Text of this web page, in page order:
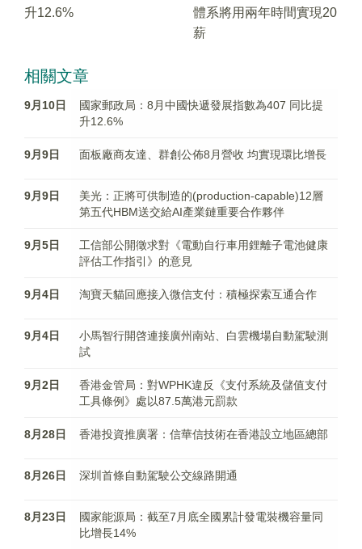
升12.6%
體系將用兩年時間實現20
薪
相關文章
9月10日
國家郵政局：8月中國快遞發展指數為407 同比提
升12.6%
9月9日 面板廠商友達、群創公佈8月營收 均實現環比增長
9月9日
美光：正將可供制造的(production-capable)12層
第五代HBM送交給AI產業鏈重要合作夥伴
9月5日
工信部公開徵求對《電動自行車用鋰離子電池健康
評估工作指引》的意見
9月4日 淘寶天貓回應接入微信支付：積極探索互通合作
9月4日
小馬智行開啓連接廣州南站、白雲機場自動駕駛測
試
9月2日
香港金管局：對WPHK違反《支付系統及儲值支付
工具條例》處以87.5萬港元罰款
8月28日 香港投資推廣署：信華信技術在香港設立地區總部
8月26日 深圳首條自動駕駛公交線路開通
8月23日
國家能源局：截至7月底全國累計發電裝機容量同
比增長14%